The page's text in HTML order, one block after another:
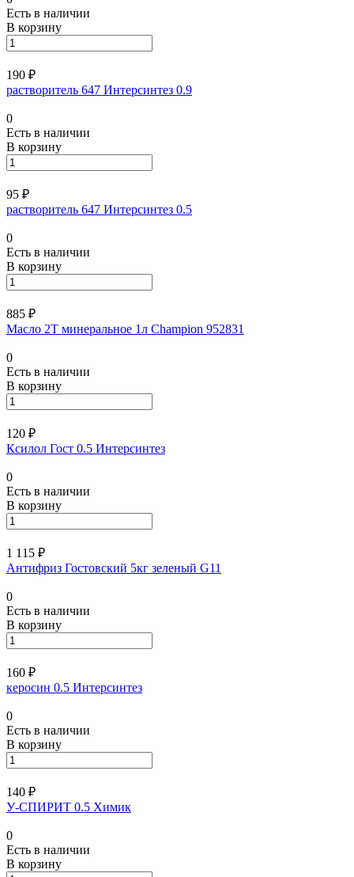
Есть в наличии
В корзину
190 ₽
растворитель 647 Интерсинтез 0.9
0
Есть в наличии
В корзину
95 ₽
растворитель 647 Интерсинтез 0.5
0
Есть в наличии
В корзину
885 ₽
Масло 2Т минеральное 1л Champion 952831
0
Есть в наличии
В корзину
120 ₽
Ксилол Гост 0.5 Интерсинтез
0
Есть в наличии
В корзину
1 115 ₽
Антифриз Гостовский 5кг зеленый G11
0
Есть в наличии
В корзину
160 ₽
керосин 0.5 Интерсинтез
0
Есть в наличии
В корзину
140 ₽
У-СПИРИТ 0.5 Химик
0
Есть в наличии
В корзину